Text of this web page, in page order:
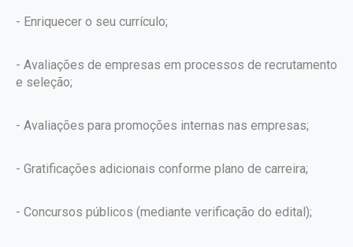
- Enriquecer o seu currículo;
- Avaliações de empresas em processos de recrutamento
e seleção;
- Avaliações para promoções internas nas empresas;
- Gratificações adicionais conforme plano de carreira;
- Concursos públicos (mediante verificação do edital);